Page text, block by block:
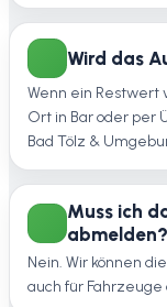
Wird das
Wenn ein Restwert
Ort in Bar oder per
Bad Tölz &
Muss ich
abmelden?
Nein. Wir können
auch für Fahrzeuge